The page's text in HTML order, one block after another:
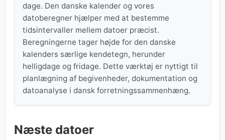
dage. Den danske kalender og vores
datoberegner hjælper med at bestemme
tidsintervaller mellem datoer præcist.
Beregningerne tager højde for den danske
kalenders særlige kendetegn, herunder
helligdage og fridage. Dette værktøj er nyttigt til
planlægning af begivenheder, dokumentation og
datoanalyse i dansk forretningssammenhæng.
Næste datoer